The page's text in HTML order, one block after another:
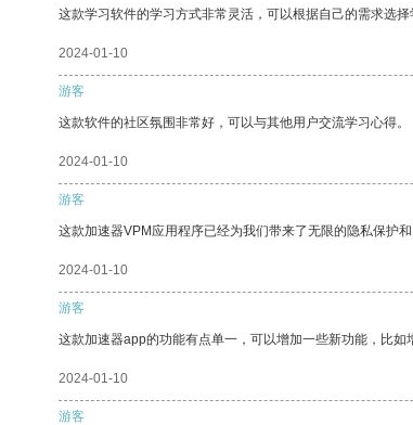
这款学习软件的学习方式非常灵活，可以根据自己的需求选
2024-01-10
游客
这款软件的社区氛围非常好，可以与其他用户交流学习心得。
2024-01-10
游客
这款加速器VPM应用程序已经为我们带来了无限的隐私保护和
2024-01-10
游客
这款加速器app的功能有点单一，可以增加一些新功能，比如
2024-01-10
游客